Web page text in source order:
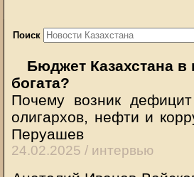
Поиск
Бюджет Казахстана в
богата?
Почему возник
олигархов, нефти и
Перуашев
24.02.2025 / интервью